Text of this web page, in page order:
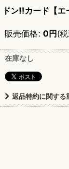
ドン!!カード【エ
販売価格: 0円(
在庫なし
返品特約に関する